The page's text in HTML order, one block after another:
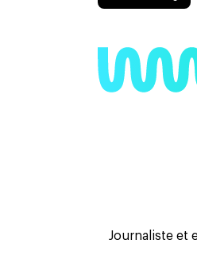
Journaliste et